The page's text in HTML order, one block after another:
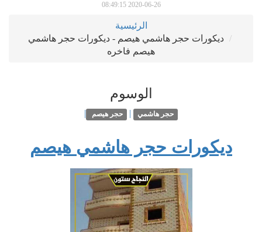
2020-06-26 08:49:15
الرئيسية
ديكورات حجر هاشمي هيصم - ديكورات حجر هاشمي
هيصم فاخره
الوسوم
حجر هاشمي | حجر هيصم |
ديكورات حجر هاشمي هيصم